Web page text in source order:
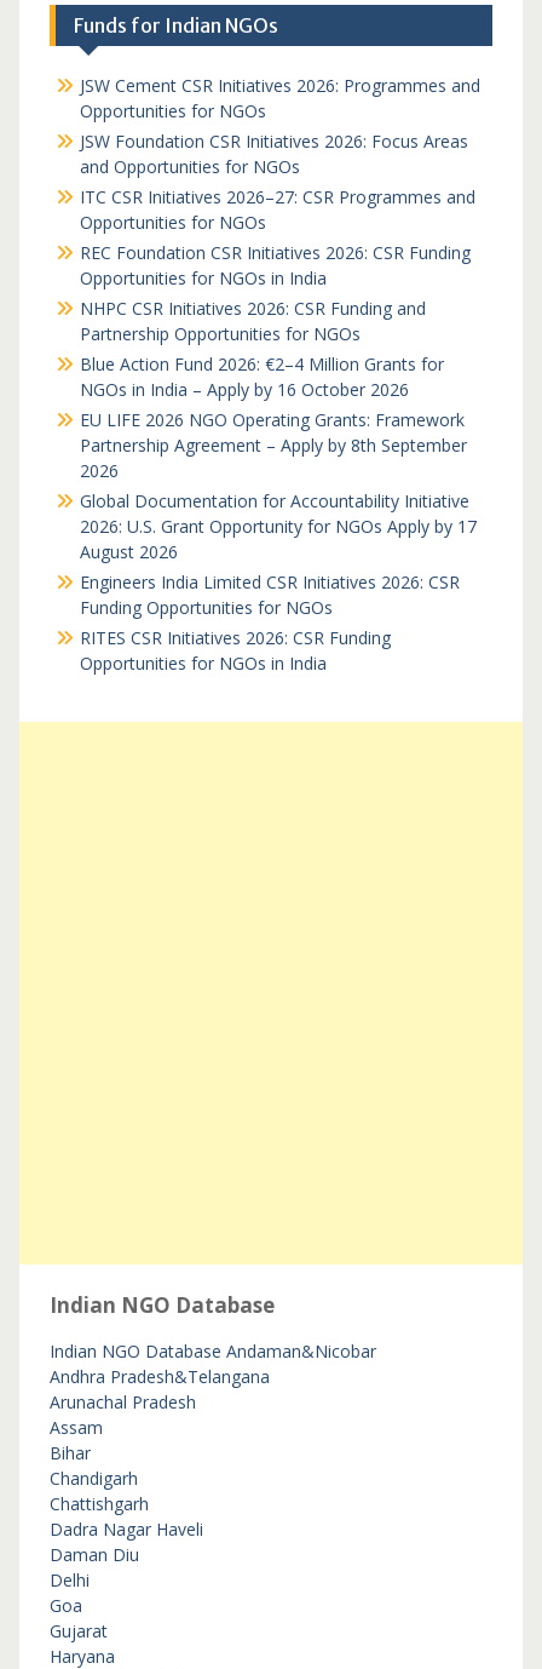
Funds for Indian NGOs
JSW Cement CSR Initiatives 2026: Programmes and
Opportunities for NGOs
JSW Foundation CSR Initiatives 2026: Focus Areas
and Opportunities for NGOs
ITC CSR Initiatives 2026–27: CSR Programmes and
Opportunities for NGOs
REC Foundation CSR Initiatives 2026: CSR Funding
Opportunities for NGOs in India
NHPC CSR Initiatives 2026: CSR Funding and
Partnership Opportunities for NGOs
Blue Action Fund 2026: €2–4 Million Grants for
NGOs in India – Apply by 16 October 2026
EU LIFE 2026 NGO Operating Grants: Framework
Partnership Agreement – Apply by 8th September
2026
Global Documentation for Accountability Initiative
2026: U.S. Grant Opportunity for NGOs Apply by 17
August 2026
Engineers India Limited CSR Initiatives 2026: CSR
Funding Opportunities for NGOs
RITES CSR Initiatives 2026: CSR Funding
Opportunities for NGOs in India
Indian NGO Database
Indian NGO Database Andaman&Nicobar
Andhra Pradesh&Telangana
Arunachal Pradesh
Assam
Bihar
Chandigarh
Chattishgarh
Dadra Nagar Haveli
Daman Diu
Delhi
Goa
Gujarat
Haryana